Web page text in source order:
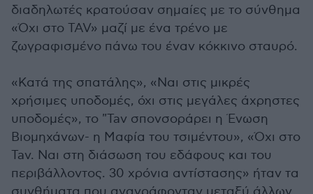
διαδηλωτές κρατούσαν σημαίες με το σύνθημα
«Όχι στο TAV» μαζί με ένα τρένο με
ζωγραφισμένο πάνω του έναν κόκκινο σταυρό.
«Κατά της σπατάλης», «Ναι στις μικρές
χρήσιμες υποδομές, όχι στις μεγάλες άχρηστες
υποδομές», το "Tav σπονσοράρει η Ένωση
Βιομηχάνων- η Μαφία του τσιμέντου», «Όχι στο
Tav. Ναι στη διάσωση του εδάφους και του
περιβάλλοντος. 30 χρόνια αντίστασης» ήταν τα